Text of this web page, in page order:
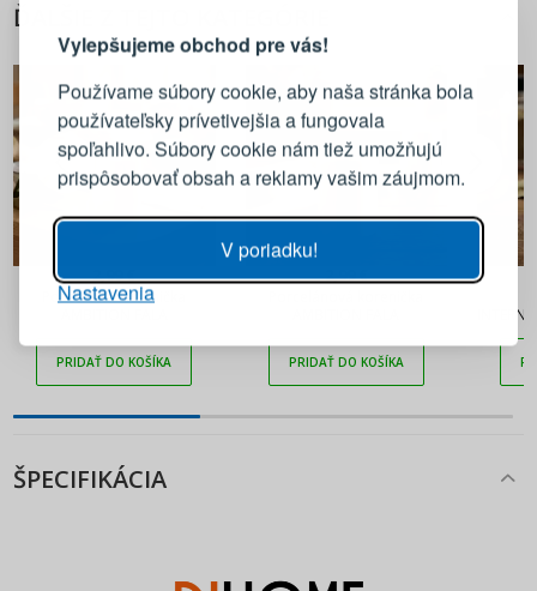
Vylepšujeme obchod pre vás!
Používame súbory cookie, aby naša stránka bola
používateľsky prívetivejšia a fungovala
spoľahlivo. Súbory cookie nám tiež umožňujú
prispôsobovať obsah a reklamy vašim záujmom.
V poriadku!
Nastavenia
ĎALŠIE Z TEJTO KATEGÓRIE
2,99 €
Porcelánová soľnička
PRIDAŤ DO KOŠÍKA
2,99 €
PRIDAŤ DO KOŠÍKA
ŠPECIFIKÁCIA
Prihláste sa k svojmu účtu
PRIHLÁSIŤ SA
Pripomenutie hesla